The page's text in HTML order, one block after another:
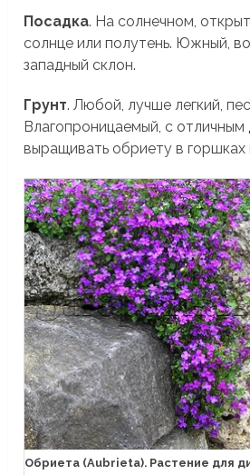
Посадка. На солнечном,
солнце или полутень. Южный,
западный склон.
Грунт. Любой, лучше легкий,
Влагопроницаемый, с
выращивать обриету в горшках
Обриета (Aubrieta). Растение для